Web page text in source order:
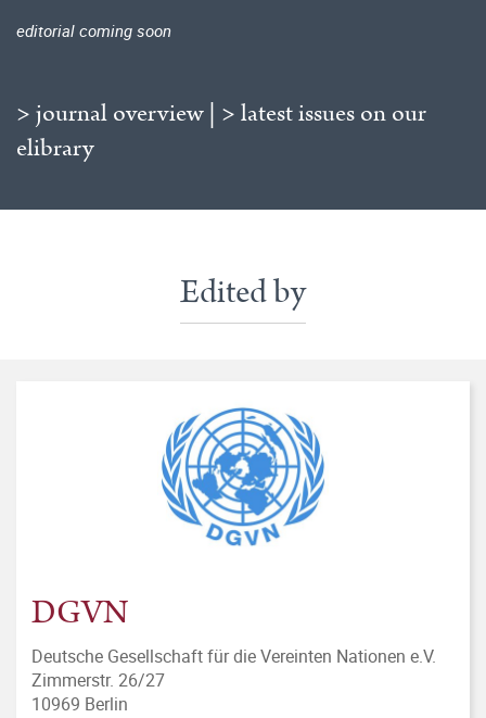
editorial coming soon
> journal overview| > latest issues on our
elibrary
Edited by
DGVN
Deutsche Gesellschaft für die Vereinten Nationen e.V.
Zimmerstr. 26/27
10969 Berlin